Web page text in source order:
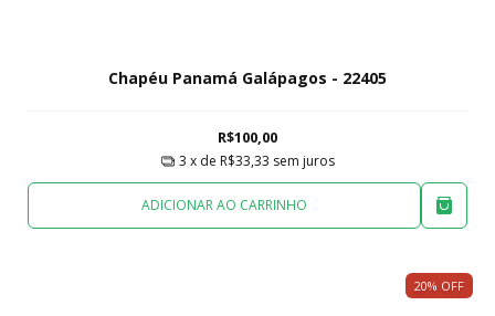
Chapéu Panamá Galápagos - 22405
R$100,00
3 x de R$33,33 sem juros
ADICIONAR AO CARRINHO
20% OFF